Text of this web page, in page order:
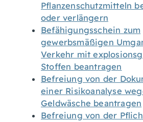
Pflanzenschutzmitteln
oder verlängern
Befähigungsschein zum
gewerbsmäßigen
Verkehr mit
Stoffen beantragen
Befreiung von der
einer Risikoanalyse
Geldwäsche beantragen
Befreiung von der